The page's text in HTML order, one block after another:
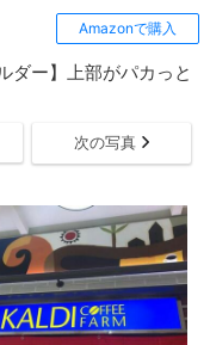
Amazonで購入
ダー】上部がパカっと
次の写真